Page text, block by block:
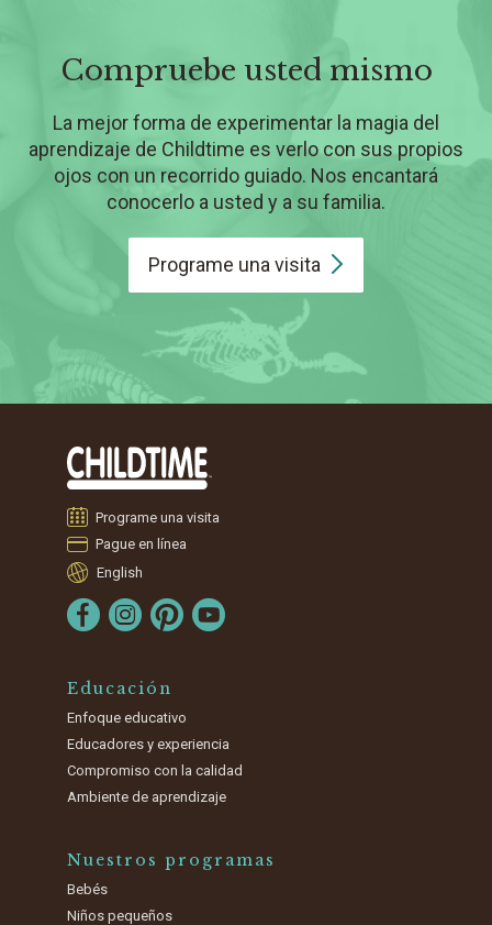
Compruebe usted mismo
La mejor forma de experimentar la magia del
aprendizaje de Childtime es verlo con sus propios
ojos con un recorrido guiado. Nos encantará
conocerlo a usted y a su familia.
Programe una visita
Programe una visita
Pague en línea
English
Educación
Enfoque educativo
Educadores y experiencia
Compromiso con la calidad
Ambiente de aprendizaje
Nuestros programas
Bebés
Niños pequeños